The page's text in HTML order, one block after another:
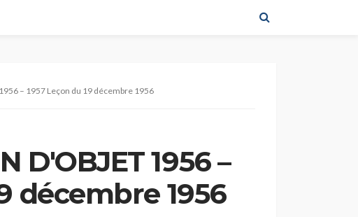
– 1957 Leçon du 19 décembre 1956
D'OBJET 1956 –
décembre 1956